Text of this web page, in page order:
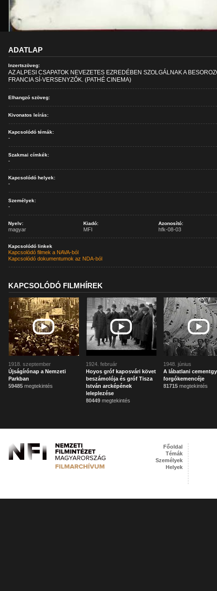
ADATLAP
Inzertszöveg:
AZ ALPESI CSAPATOK NEVEZETES EZREDÉBEN SZOLGÁLNAK A
FRANCIA SÍ-VERSENYZŐK. (PATHÉ CINEMA)
Elhangzó szöveg:
Kivonatos leírás:
Kapcsolódó témák:
-
Szakmai címkék:
-
Kapcsolódó helyek:
-
Személyek:
-
Nyelv:
magyar
Kiadó:
MFI
Azonosító:
hfk-08-03
Kapcsolódó linkek
Kapcsolódó filmek a NAVA-ból
Kapcsolódó dokumentumok az NDA-ból
KAPCSOLÓDÓ FILMHÍREK
1918. szeptember
Újságírónap a Nemzeti
Parkban
59485 megtekintés
1924. február
Hoyos gróf kaposvári követ
beszámolója és gróf Tisza
István arcképének
leleplezése
80449 megtekintés
1948. június
A lábatlani
forgókemencéje
81715 megtekintés
Főoldal
Témák
Személyek
Helyek